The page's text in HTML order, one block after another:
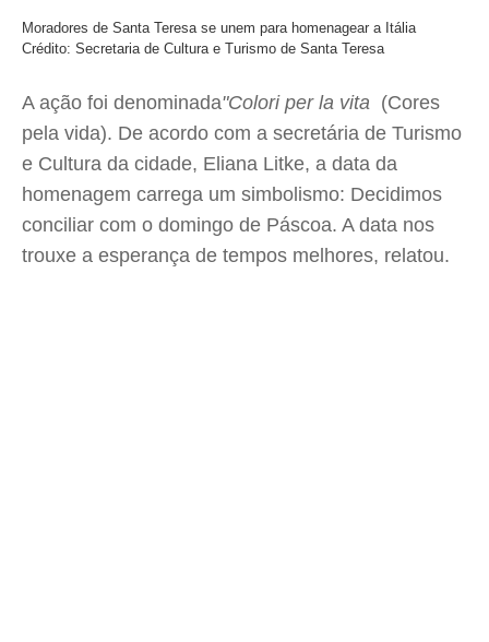
Moradores de Santa Teresa se unem para homenagear a Itália
Crédito: Secretaria de Cultura e Turismo de Santa Teresa
A ação foi denominada"Colori per la vita (Cores
pela vida). De acordo com a secretária de Turismo
e Cultura da cidade, Eliana Litke, a data da
homenagem carrega um simbolismo: Decidimos
conciliar com o domingo de Páscoa. A data nos
trouxe a esperança de tempos melhores, relatou.